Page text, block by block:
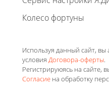
Колесо фортуны
Используя данный сайт,
условия Договора-оферты.
Регистрируюясь на сайте,
Согласие на обработку